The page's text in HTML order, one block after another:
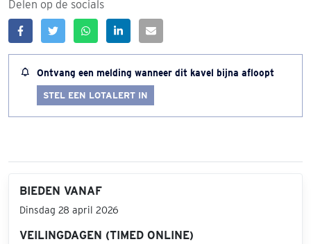
Delen op de socials
Ontvang een melding wanneer dit kavel bijna afloopt
STEL EEN LOTALERT IN
BIEDEN VANAF
Dinsdag 28 april 2026
VEILINGDAGEN (TIMED ONLINE)